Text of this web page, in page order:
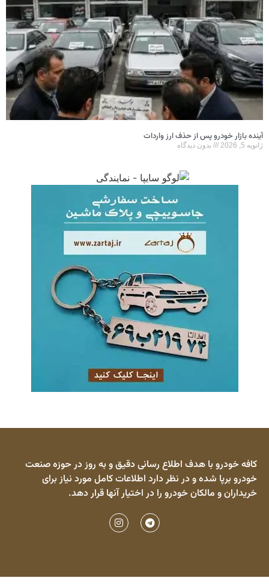
آینده بازار خودرو پس از حذف ارز واردات
ژانویه 5, 2026 بدون دیدگاه
کافه خودرو با هدف اطلاع رسانی دقیق و به روز در حوزه صنعت
خودرو برپا شده و در نظر دارد اطلاعات کامل مورد نیاز برای
خریداران و مالکان خودرو را در اختیار آنها قرار دهد.